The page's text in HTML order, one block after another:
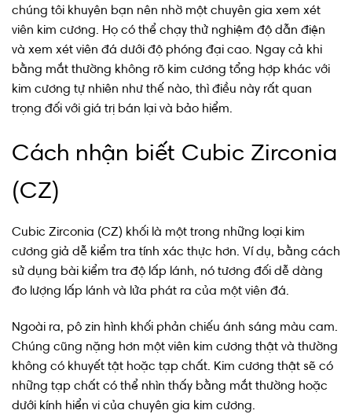
chúng tôi khuyên bạn nên nhờ một chuyên gia xem xét
viên kim cương. Họ có thể chạy thử nghiệm độ dẫn điện
và xem xét viên đá dưới độ phóng đại cao. Ngay cả khi
bằng mắt thường không rõ kim cương tổng hợp khác với
kim cương tự nhiên như thế nào, thì điều này rất quan
trọng đối với giá trị bán lại và bảo hiểm.
Cách nhận biết Cubic Zirconia
(CZ)
Cubic Zirconia (CZ) khối là một trong những loại kim
cương giả dễ kiểm tra tính xác thực hơn. Ví dụ, bằng cách
sử dụng bài kiểm tra độ lấp lánh, nó tương đối dễ dàng
đo lượng lấp lánh và lửa phát ra của một viên đá.
Ngoài ra, pô zin hình khối phản chiếu ánh sáng màu cam.
Chúng cũng nặng hơn một viên kim cương thật và thường
không có khuyết tật hoặc tạp chất. Kim cương thật sẽ có
những tạp chất có thể nhìn thấy bằng mắt thường hoặc
dưới kính hiển vi của chuyên gia kim cương.